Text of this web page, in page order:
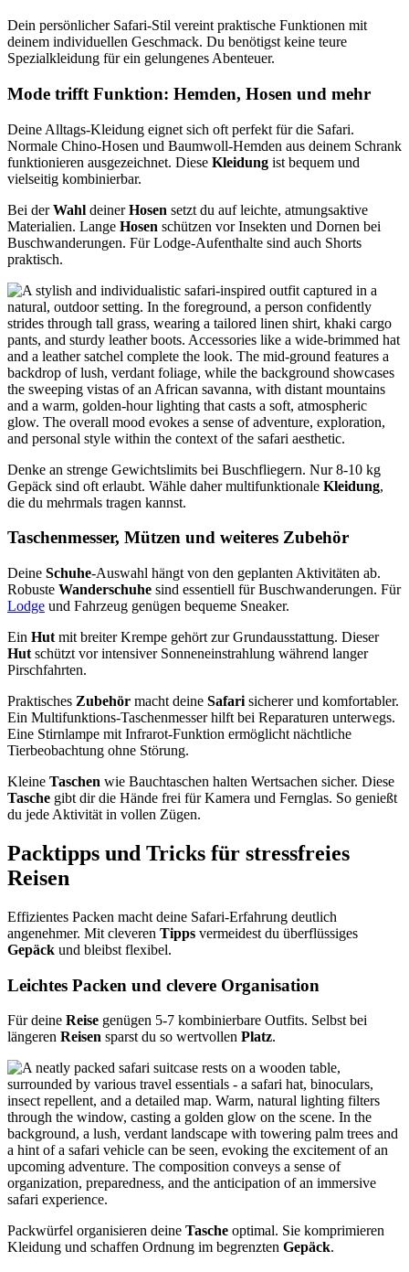
Dein persönlicher Safari-Stil vereint praktische Funktionen mit
deinem individuellen Geschmack. Du benötigst keine teure
Spezialkleidung für ein gelungenes Abenteuer.
Mode trifft Funktion: Hemden, Hosen und mehr
Deine Alltags-Kleidung eignet sich oft perfekt für die Safari.
Normale Chino-Hosen und Baumwoll-Hemden aus deinem Schrank
funktionieren ausgezeichnet. Diese Kleidung ist bequem und
vielseitig kombinierbar.
Bei derWahl deinerHosen setzt du auf leichte, atmungsaktive
Materialien. Lange Hosen schützen vor Insekten und Dornen bei
Buschwanderungen. Für Lodge-Aufenthalte sind auch Shorts
praktisch.
Denke an strenge Gewichtslimits bei Buschfliegern. Nur 8-10 kg
Gepäck sind oft erlaubt. Wähle daher multifunktionale Kleidung,
die du mehrmals tragen kannst.
Taschenmesser, Mützen und weiteres Zubehör
Deine Schuhe-Auswahl hängt von den geplanten Aktivitäten ab.
Robuste Wanderschuhe sind essentiell für Buschwanderungen. Für
Lodge und Fahrzeug genügen bequeme Sneaker.
Ein Hut mit breiter Krempe gehört zur Grundausstattung. Dieser
Hut schützt vor intensiver Sonneneinstrahlung während langer
Pirschfahrten.
Praktisches Zubehör macht deine Safari sicherer und komfortabler.
Ein Multifunktions-Taschenmesser hilft bei Reparaturen unterwegs.
Eine Stirnlampe mit Infrarot-Funktion ermöglicht nächtliche
Tierbeobachtung ohne Störung.
Kleine Taschen wie Bauchtaschen halten Wertsachen sicher. Diese
Tasche gibt dir die Hände frei für Kamera und Fernglas. So genießt
du jede Aktivität in vollen Zügen.
Packtipps und Tricks für stressfreies
Reisen
Effizientes Packen macht deine Safari-Erfahrung deutlich
angenehmer. Mit cleveren Tipps vermeidest du überflüssiges
Gepäck und bleibst flexibel.
Leichtes Packen und clevere Organisation
Für deine Reise genügen 5-7 kombinierbare Outfits. Selbst bei
längeren Reisen sparst du so wertvollen Platz.
Packwürfel organisieren deine Tasche optimal. Sie komprimieren
Kleidung und schaffen Ordnung im begrenzten Gepäck.